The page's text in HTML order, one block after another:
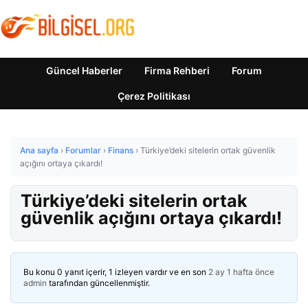
Güncel Haberler Firma Rehberi Forum
Çerez Politikası
Ana sayfa › Forumlar › Finans › Türkiye’deki sitelerin ortak güvenlik
açığını ortaya çıkardı!
Türkiye’deki sitelerin ortak
güvenlik açığını ortaya çıkardı!
Bu konu 0 yanıt içerir, 1 izleyen vardır ve en son 2 ay 1 hafta önce
admin tarafından güncellenmiştir.